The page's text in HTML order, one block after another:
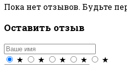
Пока нет отзывов. Будьте
Оставить отзыв
★ ★ ★ ★ ★